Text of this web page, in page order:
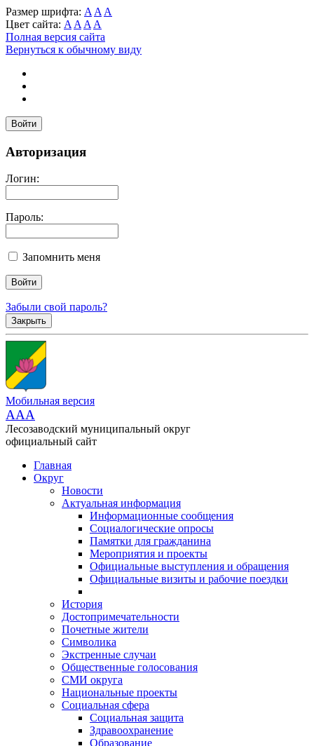
Размер шрифта: A A A
Цвет сайта: A A A A
Полная версия сайта
Вернуться к обычному виду
Войти
Авторизация
Логин:
Пароль:
Запомнить меня
Забыли свой пароль?
Закрыть
Мобильная версия
AAA
Лесозаводский муниципальный округ
официальный сайт
Главная
Округ
Новости
Актуальная информация
Информационные сообщения
Социалогические опросы
Памятки для гражданина
Мероприятия и проекты
Официальные выступления и обращения
Официальные визиты и рабочие поездки
История
Достопримечательности
Почетные жители
Символика
Экстренные случаи
Общественные голосования
СМИ округа
Национальные проекты
Социальная сфера
Социальная защита
Здравоохранение
Образование